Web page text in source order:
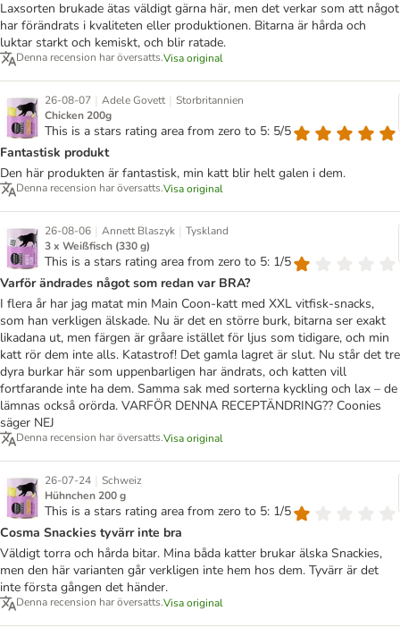
Laxsorten brukade ätas väldigt gärna här, men det verkar som att något
har förändrats i kvaliteten eller produktionen. Bitarna är hårda och
luktar starkt och kemiskt, och blir ratade.
Denna recension har översatts.Visa original
26-08-07 | Adele Govett | Storbritannien
Chicken 200g
This is a stars rating area from zero to 5: 5/5
Fantastisk produkt
Den här produkten är fantastisk, min katt blir helt galen i dem.
Denna recension har översatts.Visa original
26-08-06 | Annett Blaszyk | Tyskland
3 x Weißfisch (330 g)
This is a stars rating area from zero to 5: 1/5
Varför ändrades något som redan var BRA?
I flera år har jag matat min Main Coon-katt med XXL vitfisk-snacks,
som han verkligen älskade. Nu är det en större burk, bitarna ser exakt
likadana ut, men färgen är gråare istället för ljus som tidigare, och min
katt rör dem inte alls. Katastrof! Det gamla lagret är slut. Nu står det tre
dyra burkar här som uppenbarligen har ändrats, och katten vill
fortfarande inte ha dem. Samma sak med sorterna kyckling och lax – de
lämnas också orörda. VARFÖR DENNA RECEPTÄNDRING?? Coonies
säger NEJ
Denna recension har översatts.Visa original
26-07-24 | Schweiz
Hühnchen 200 g
This is a stars rating area from zero to 5: 1/5
Cosma Snackies tyvärr inte bra
Väldigt torra och hårda bitar. Mina båda katter brukar älska Snackies,
men den här varianten går verkligen inte hem hos dem. Tyvärr är det
inte första gången det händer.
Denna recension har översatts.Visa original